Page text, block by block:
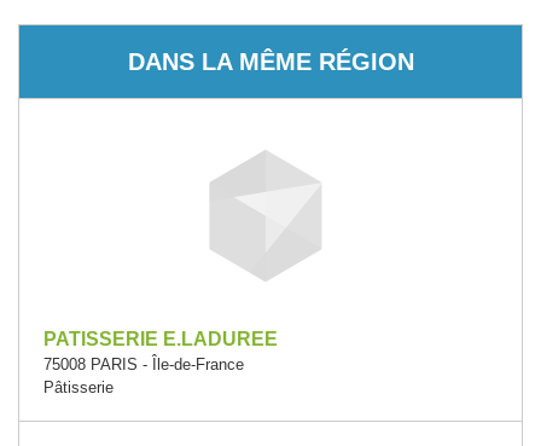
DANS LA MÊME RÉGION
PATISSERIE E.LADUREE
75008 PARIS - Île-de-France
Pâtisserie